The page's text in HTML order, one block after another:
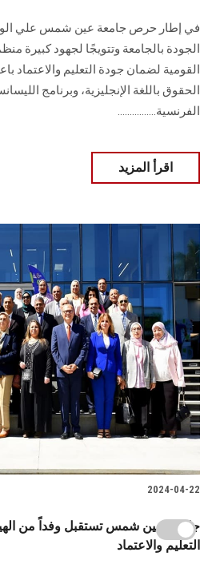
في إطار حرص جامعة عين شمس علي
الجودة بالجامعة وتتويجًا لجهود كبيرة
القومية لضمان جودة التعليم والاعتماد
الحقوق باللغة الإنجليزية، وبرنامج
الفرنسية................
اقرأ المزيد
2024-04-22
جامعة عين شمس تستقبل وفداً من
التعليم والاعتماد